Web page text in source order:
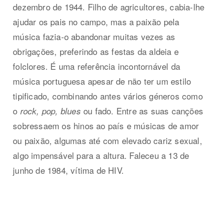
dezembro de 1944. Filho de agricultores, cabia-lhe
ajudar os pais no campo, mas a paixão pela
música fazia-o abandonar muitas vezes as
obrigações, preferindo as festas da aldeia e
folclores. É uma referência incontornável da
música portuguesa apesar de não ter um estilo
tipificado, combinando antes vários géneros como
o rock, pop, blues ou fado. Entre as suas canções
sobressaem os hinos ao país e músicas de amor
ou paixão, algumas até com elevado cariz sexual,
algo impensável para a altura. Faleceu a 13 de
junho de 1984, vítima de HIV.